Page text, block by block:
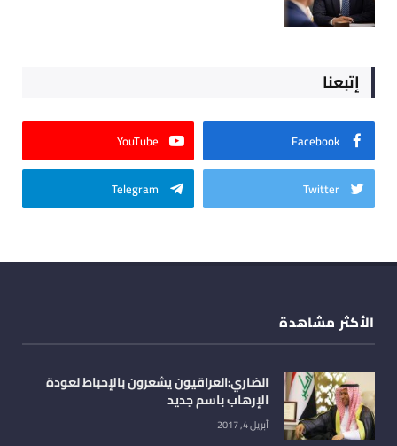
إتبعنا
Facebook
YouTube
Twitter
Telegram
الأكثر مشاهدة
الضاري:العراقيون يشعرون بالإحباط لعودة
الإرهاب باسم جديد
أبريل 4, 2017